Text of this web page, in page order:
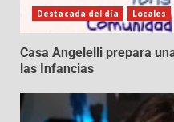
Destacada del día Locales
Casa Angelelli prepara
las Infancias